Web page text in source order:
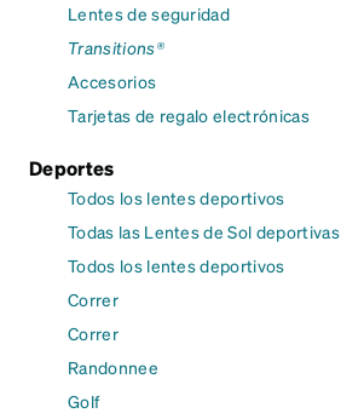
Lentes de seguridad
Transitions®
Accesorios
Tarjetas de regalo electrónicas
Deportes
Todos los lentes deportivos
Todas las Lentes de Sol deportivas
Todos los lentes deportivos
Correr
Correr
Randonnee
Golf